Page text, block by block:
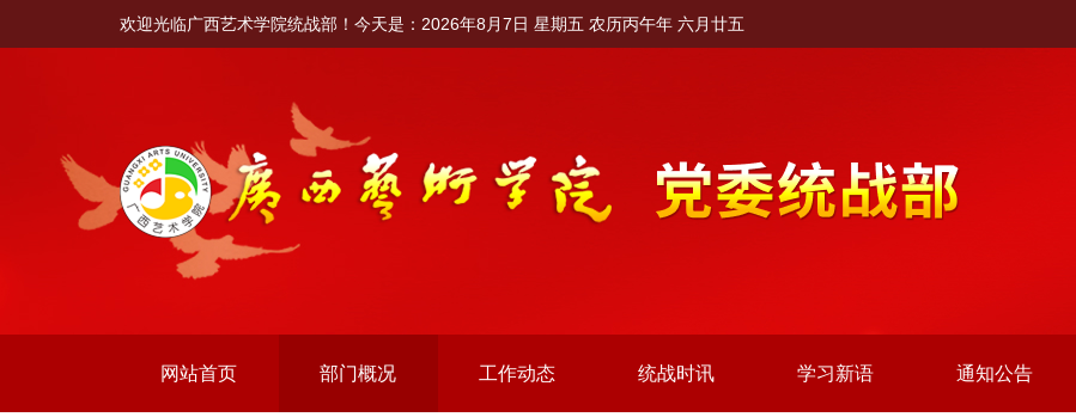
欢迎光临广西艺术学院统战部 ！今天是： 2026年8月7日 星期五 农历丙午年 六月廿五
网站首页 部门概况 工作动态 统战时讯 学习新语 通知公告